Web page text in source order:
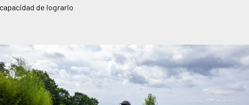
de lograrlo